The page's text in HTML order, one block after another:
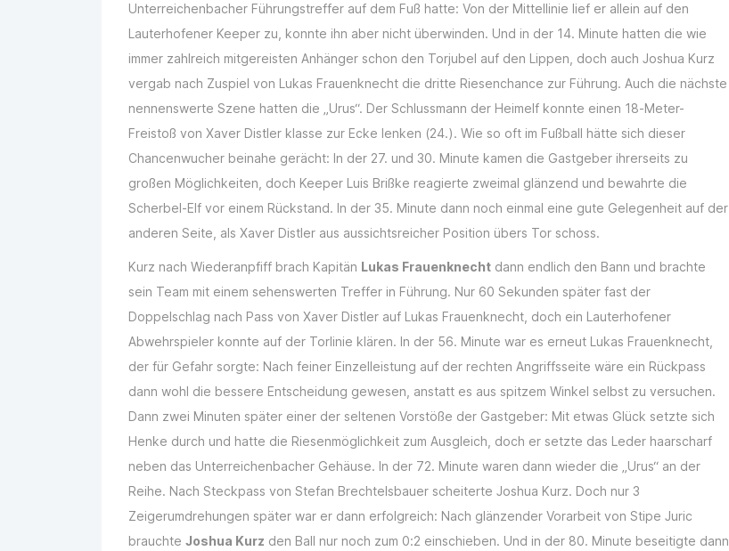
Unterreichenbacher Führungstreffer auf dem Fuß hatte: Von der Mittellinie lief er allein auf den
Lauterhofener Keeper zu, konnte ihn aber nicht überwinden. Und in der 14. Minute hatten die wie
immer zahlreich mitgereisten Anhänger schon den Torjubel auf den Lippen, doch auch Joshua Kurz
vergab nach Zuspiel von Lukas Frauenknecht die dritte Riesenchance zur Führung. Auch die nächste
nennenswerte Szene hatten die „Urus“. Der Schlussmann der Heimelf konnte einen 18-Meter-
Freistoß von Xaver Distler klasse zur Ecke lenken (24.). Wie so oft im Fußball hätte sich dieser
Chancenwucher beinahe gerächt: In der 27. und 30. Minute kamen die Gastgeber ihrerseits zu
großen Möglichkeiten, doch Keeper Luis Brißke reagierte zweimal glänzend und bewahrte die
Scherbel-Elf vor einem Rückstand. In der 35. Minute dann noch einmal eine gute Gelegenheit auf der
anderen Seite, als Xaver Distler aus aussichtsreicher Position übers Tor schoss.
Kurz nach Wiederanpfiff brach Kapitän Lukas Frauenknecht dann endlich den Bann und brachte
sein Team mit einem sehenswerten Treffer in Führung. Nur 60 Sekunden später fast der
Doppelschlag nach Pass von Xaver Distler auf Lukas Frauenknecht, doch ein Lauterhofener
Abwehrspieler konnte auf der Torlinie klären. In der 56. Minute war es erneut Lukas Frauenknecht,
der für Gefahr sorgte: Nach feiner Einzelleistung auf der rechten Angriffsseite wäre ein Rückpass
dann wohl die bessere Entscheidung gewesen, anstatt es aus spitzem Winkel selbst zu versuchen.
Dann zwei Minuten später einer der seltenen Vorstöße der Gastgeber: Mit etwas Glück setzte sich
Henke durch und hatte die Riesenmöglichkeit zum Ausgleich, doch er setzte das Leder haarscharf
neben das Unterreichenbacher Gehäuse. In der 72. Minute waren dann wieder die „Urus“ an der
Reihe. Nach Steckpass von Stefan Brechtelsbauer scheiterte Joshua Kurz. Doch nur 3
Zeigerumdrehungen später war er dann erfolgreich: Nach glänzender Vorarbeit von Stipe Juric
brauchte Joshua Kurz den Ball nur noch zum 0:2 einschieben. Und in der 80. Minute beseitigte dann